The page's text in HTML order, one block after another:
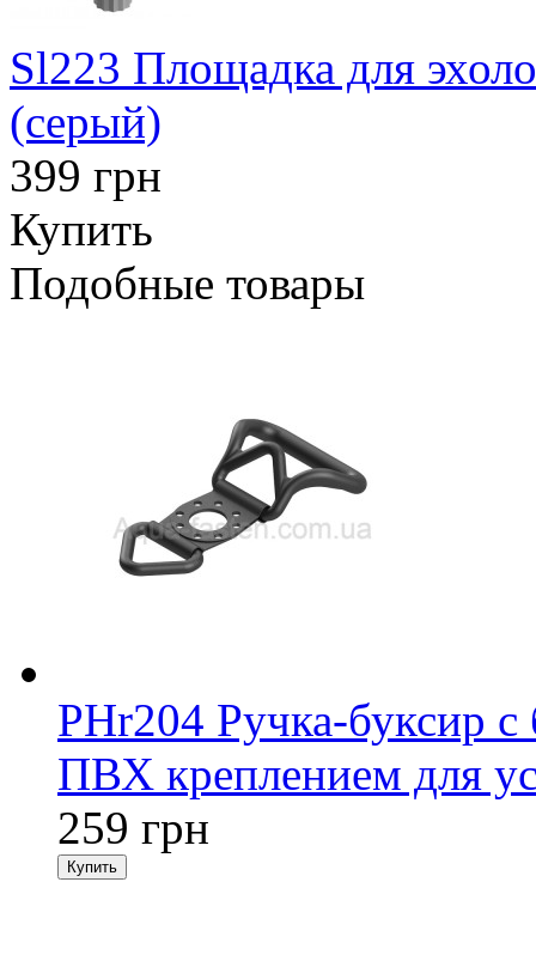
Sl223 Площадка для
(серый)
399 грн
Купить
Подобные товары
PHr204 Ручка-буксир
ПВХ креплением для
259 грн